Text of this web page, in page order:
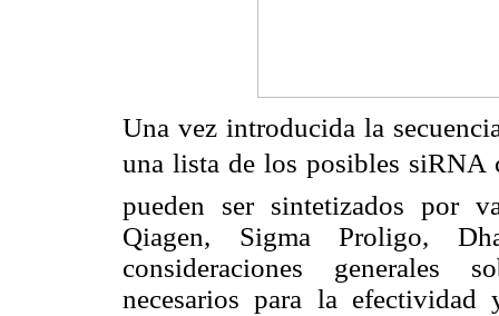
Una vez introducida la
una lista de los posibles siRNA
pueden ser sintetizados por
Qiagen, Sigma Proligo,
consideraciones generales
necesarios para la